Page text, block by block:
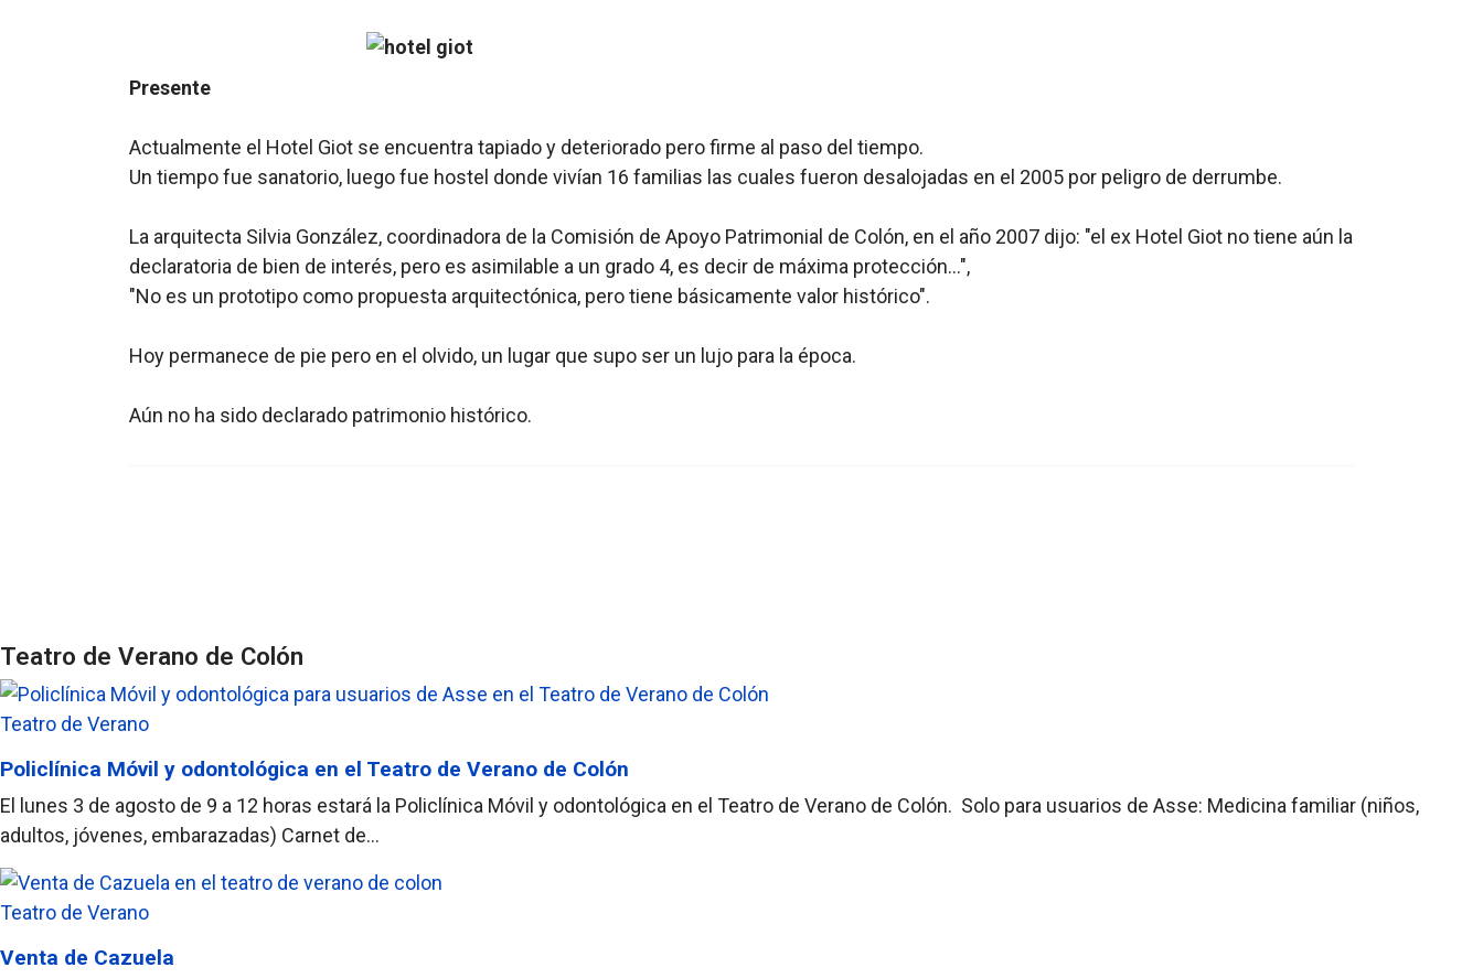
Presente
Actualmente el Hotel Giot se encuentra tapiado y deteriorado pero firme al paso del tiempo.
Un tiempo fue sanatorio, luego fue hostel donde vivían 16 familias las cuales fueron desalojadas en el 2005 por peligro de derrumbe.
La arquitecta Silvia González, coordinadora de la Comisión de Apoyo Patrimonial de Colón, en el año 2007 dijo: "el ex Hotel Giot no tiene aún la
declaratoria de bien de interés, pero es asimilable a un grado 4, es decir de máxima protección...",
"No es un prototipo como propuesta arquitectónica, pero tiene básicamente valor histórico".
Hoy permanece de pie pero en el olvido, un lugar que supo ser un lujo para la época.
Aún no ha sido declarado patrimonio histórico.
Teatro de Verano de Colón
Teatro de Verano
Policlínica Móvil y odontológica en el Teatro de Verano de Colón
El lunes 3 de agosto de 9 a 12 horas estará la Policlínica Móvil y odontológica en el Teatro de Verano de Colón. Solo para usuarios de Asse: Medicina familiar (niños,
adultos, jóvenes, embarazadas) Carnet de...
Teatro de Verano
Venta de Cazuela